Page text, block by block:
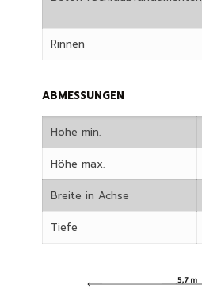
Rinnen
ABMESSUNGEN
Höhe min.
Höhe max.
Breite in Achse
Tiefe